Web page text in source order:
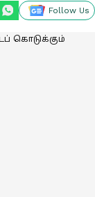
Follow Us